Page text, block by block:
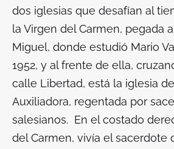
dos iglesias que desafían al
la Virgen del Carmen, pegada
Miguel, donde estudió Mario
1952, y al frente de ella,
calle Libertad, está la iglesia
Auxiliadora, regentada por
salesianos. En el costado
del Carmen, vivía el sacerdote